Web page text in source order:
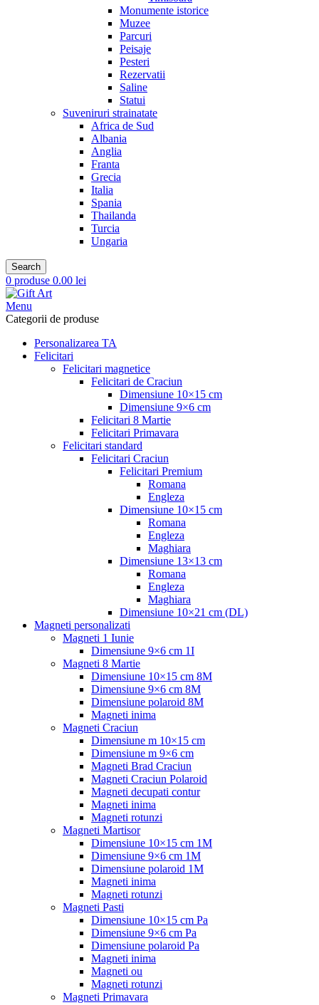
Monumente istorice
Muzee
Parcuri
Peisaje
Pesteri
Rezervatii
Saline
Statui
Suveniruri strainatate
Africa de Sud
Albania
Anglia
Franta
Grecia
Italia
Spania
Thailanda
Turcia
Ungaria
Search
0 produse 0.00 lei
Menu
Categorii de produse
Personalizarea TA
Felicitari
Felicitari magnetice
Felicitari de Craciun
Dimensiune 10×15 cm
Dimensiune 9×6 cm
Felicitari 8 Martie
Felicitari Primavara
Felicitari standard
Felicitari Craciun
Felicitari Premium
Romana
Engleza
Dimensiune 10×15 cm
Romana
Engleza
Maghiara
Dimensiune 13×13 cm
Romana
Engleza
Maghiara
Dimensiune 10×21 cm (DL)
Magneti personalizati
Magneti 1 Iunie
Dimensiune 9×6 cm 1I
Magneti 8 Martie
Dimensiune 10×15 cm 8M
Dimensiune 9×6 cm 8M
Dimensiune polaroid 8M
Magneti inima
Magneti Craciun
Dimensiune m 10×15 cm
Dimensiune m 9×6 cm
Magneti Brad Craciun
Magneti Craciun Polaroid
Magneti decupati contur
Magneti inima
Magneti rotunzi
Magneti Martisor
Dimensiune 10×15 cm 1M
Dimensiune 9×6 cm 1M
Dimensiune polaroid 1M
Magneti inima
Magneti rotunzi
Magneti Pasti
Dimensiune 10×15 cm Pa
Dimensiune 9×6 cm Pa
Dimensiune polaroid Pa
Magneti inima
Magneti ou
Magneti rotunzi
Magneti Primavara